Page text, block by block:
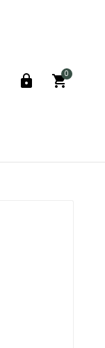
 
0